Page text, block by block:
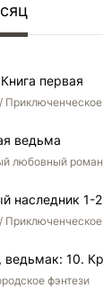
первая
ведьма
любовный роман
фэнтези